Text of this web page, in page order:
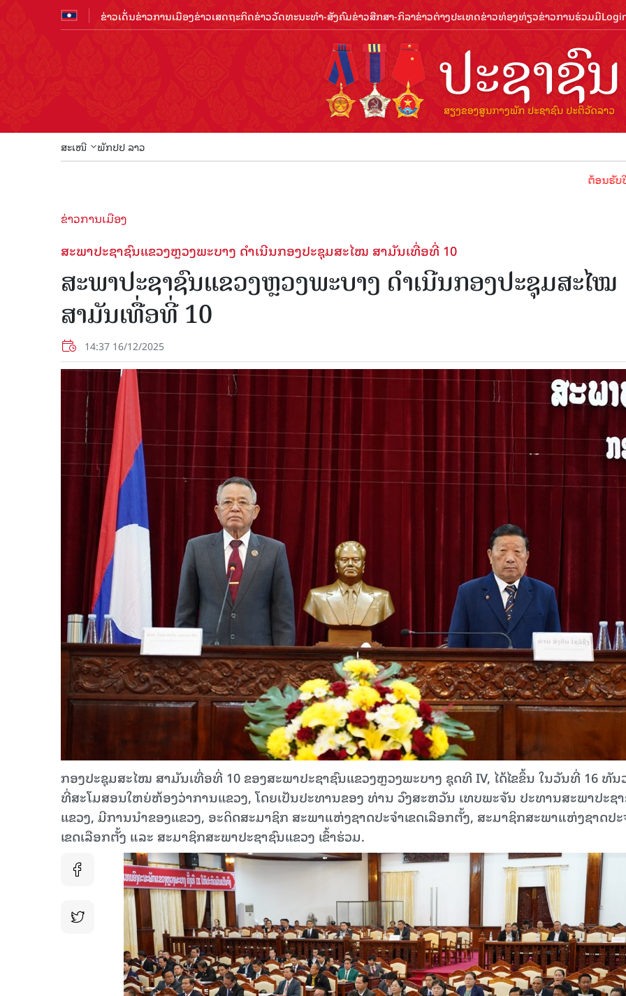
ຂ່າວເດັ່ນຂ່າວການເມືອງຂ່າວເສດຖະກິດຂ່າວວັດທະນະທຳ-ສັງຄົມຂ່າວສືກສາ-ກິລາຂ່າວຕ່າງປະເທດຂ່າວທ່ອງທ່ຽວຂ່າວການຮ່ວມມື
ສະເໜີ ພັກປປ ລາວ
ຕ້ອນຮັບປີທ່ອງທ່ຽ
ຂ່າວການເມືອງ
ສະພາປະຊາຊົນແຂວງຫຼວງພະບາງ ດຳເນີນກອງປະຊຸມສະໄໝ ສາມັນເທື່ອທີ່ 10
ສະພາປະຊາຊົນແຂວງຫຼວງພະບາງ ດຳເນີນກອງປະຊຸມສະໄໝ
ສາມັນເທື່ອທີ່ 10
14:37 16/12/2025
ກອງປະຊຸມສະໄໝ ສາມັນເທື່ອທີ່ 10 ຂອງສະພາປະຊາຊົນແຂວງຫຼວງພະບາງ ຊຸດທີ IV, ໄດ້ໄຂຂຶ້ນ ໃນວັນທີ່ 16 ທັນ
ທີ່ສະໂມສອນໃຫຍ່ຫ້ອງວ່າການແຂວງ, ໂດຍເປັນປະທານຂອງ ທ່ານ ວົງສະຫວັນ ເທບພະຈັນ ປະທານສະພາປະຊ
ແຂວງ, ມີການນຳຂອງແຂວງ, ອະດິດສະມາຊິກ ສະພາແຫ່ງຊາດປະຈຳເຂດເລືອກຕັ້ງ, ສະມາຊິກສະພາແຫ່ງຊາດປະ
ເຂດເລືອກຕັ້ງ ແລະ ສະມາຊິກສະພາປະຊາຊົນແຂວງ ເຂົ້າຮ່ວມ.
15.040(07-08-